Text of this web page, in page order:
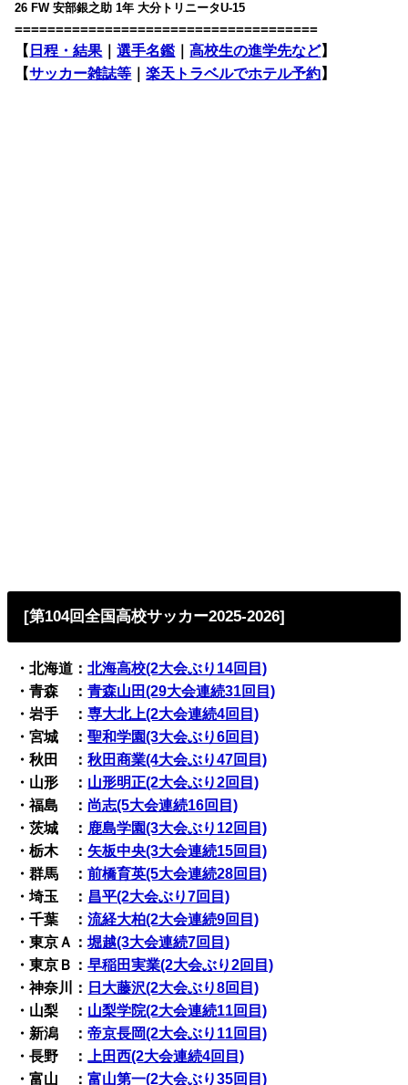
26 FW 安部銀之助 1年 大分トリニータU-15
=====================================
【 日程・結果 ｜選手名鑑 ｜高校生の進学先など】
【サッカー雑誌等 ｜楽天トラベルでホテル予約】
[第104回全国高校サッカー2025-2026]
・北海道：北海高校(2大会ぶり14回目)
・青森 ：青森山田(29大会連続31回目)
・岩手 ：専大北上(2大会連続4回目)
・宮城 ：聖和学園(3大会ぶり6回目)
・秋田 ：秋田商業(4大会ぶり47回目)
・山形 ： 山形明正(2大会ぶり2回目)
・福島 ： 尚志(5大会連続16回目)
・茨城 ： 鹿島学園(3大会ぶり12回目)
・栃木 ： 矢板中央(3大会連続15回目)
・群馬 ：前橋育英(5大会連続28回目)
・埼玉 ： 昌平(2大会ぶり7回目)
・千葉 ：流経大柏(2大会連続9回目)
・東京Ａ：堀越(3大会連続7回目)
・東京Ｂ：早稲田実業(2大会ぶり2回目)
・神奈川： 日大藤沢(2大会ぶり8回目)
・山梨 ： 山梨学院(2大会連続11回目)
・新潟 ：帝京長岡(2大会ぶり11回目)
・長野 ：
上田西(2大会連続4回目)
・富山 ：富山第一(2大会ぶり35回目)